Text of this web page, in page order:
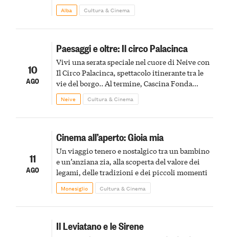
Alba Cultura & Cinema
10
AGO
Paesaggi e oltre: Il circo Palacinca
Vivi una serata speciale nel cuore di Neive con
Il Circo Palacinca, spettacolo itinerante tra le
vie del borgo.. Al termine, Cascina Fonda
Winery offrirà una degustazione di due
spumanti.
Neive Cultura & Cinema
11
AGO
Cinema all’aperto: Gioia mia
Un viaggio tenero e nostalgico tra un bambino
e un’anziana zia, alla scoperta del valore dei
legami, delle tradizioni e dei piccoli momenti
Monesiglio Cultura & Cinema
Il Leviatano e le Sirene